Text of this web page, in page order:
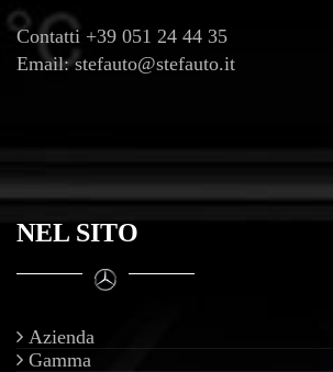
Contatti +39 051 24 44 35
Email:stefauto@stefauto.it
NEL SITO
Azienda
Gamma